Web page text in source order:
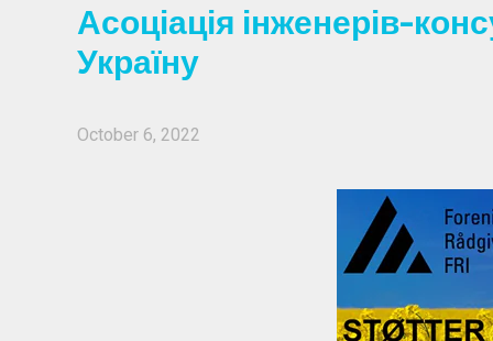
Асоціація інженерів-
Україну
October 6, 2022